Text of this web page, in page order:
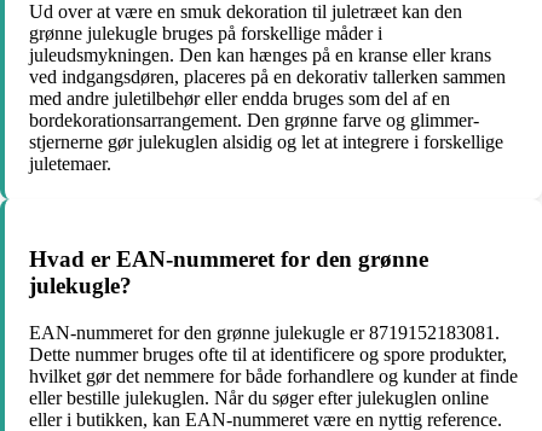
Ud over at være en smuk dekoration til juletræet kan den
grønne julekugle bruges på forskellige måder i
juleudsmykningen. Den kan hænges på en kranse eller krans
ved indgangsdøren, placeres på en dekorativ tallerken sammen
med andre juletilbehør eller endda bruges som del af en
bordekorationsarrangement. Den grønne farve og glimmer-
stjernerne gør julekuglen alsidig og let at integrere i forskellige
juletemaer.
Hvad er EAN-nummeret for den grønne
julekugle?
EAN-nummeret for den grønne julekugle er 8719152183081.
Dette nummer bruges ofte til at identificere og spore produkter,
hvilket gør det nemmere for både forhandlere og kunder at finde
eller bestille julekuglen. Når du søger efter julekuglen online
eller i butikken, kan EAN-nummeret være en nyttig reference.